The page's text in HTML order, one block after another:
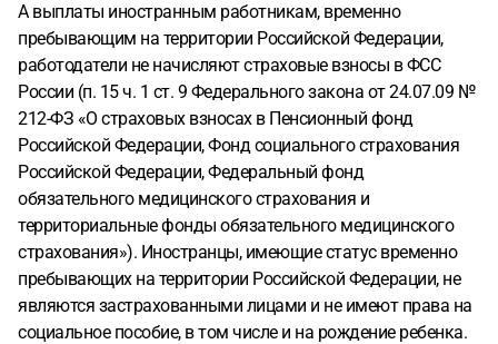
А выплаты иностранным работникам, временно
пребывающим на территории Российской Федерации,
работодатели не начисляют страховые взносы в ФСС
России (п. 15 ч. 1 ст. 9 Федерального закона от 24.07.09 №
212-ФЗ «О страховых взносах в Пенсионный фонд
Российской Федерации, Фонд социального страхования
Российской Федерации, Федеральный фонд
обязательного медицинского страхования и
территориальные фонды обязательного медицинского
страхования»). Иностранцы, имеющие статус временно
пребывающих на территории Российской Федерации, не
являются застрахованными лицами и не имеют права на
социальное пособие, в том числе и на рождение ребенка.